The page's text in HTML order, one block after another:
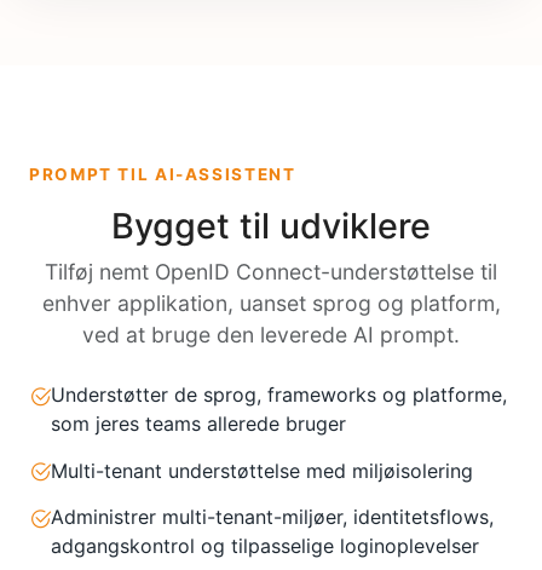
PROMPT TIL AI-ASSISTENT
Bygget til udviklere
Tilføj nemt OpenID Connect-understøttelse til
enhver applikation, uanset sprog og platform,
ved at bruge den leverede AI prompt.
Understøtter de sprog, frameworks og platforme,
som jeres teams allerede bruger
Multi-tenant understøttelse med miljøisolering
Administrer multi-tenant-miljøer, identitetsflows,
adgangskontrol og tilpasselige loginoplevelser